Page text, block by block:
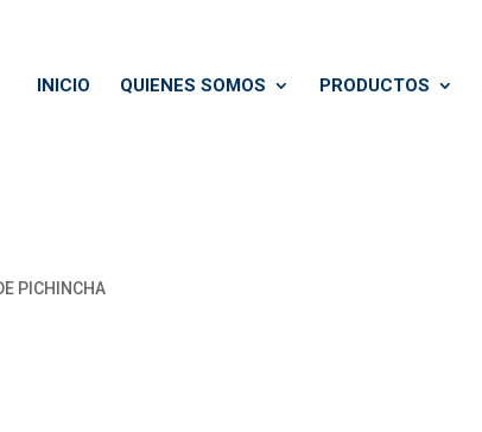
INICIO QUIENES SOMOS PRODUCTOS
PICHINCHA